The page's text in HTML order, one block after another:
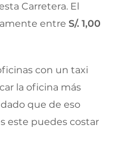
Carretera. El
entre S/. 1,00
con un taxi
la oficina más
que de eso
este puedes costar